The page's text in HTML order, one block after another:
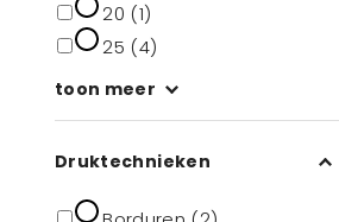
20 (1)
25 (4)
toon meer
Druktechnieken